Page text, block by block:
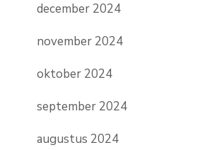
december 2024
november 2024
oktober 2024
september 2024
augustus 2024